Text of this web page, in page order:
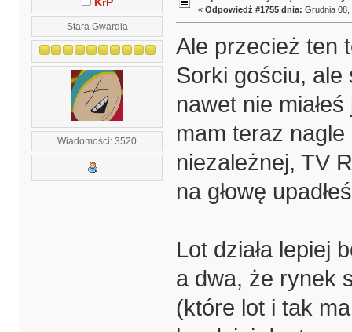
KrP
Stara Gwardia
Wiadomości: 3520
« Odpowiedź #1755 dnia: Grudnia 08,
Ale przecież ten
Sorki gościu, ale
nawet nie
mam teraz
niezależnej, TV
na głowę
Lot działa lepiej
a dwa, że rynek
(które lot i tak